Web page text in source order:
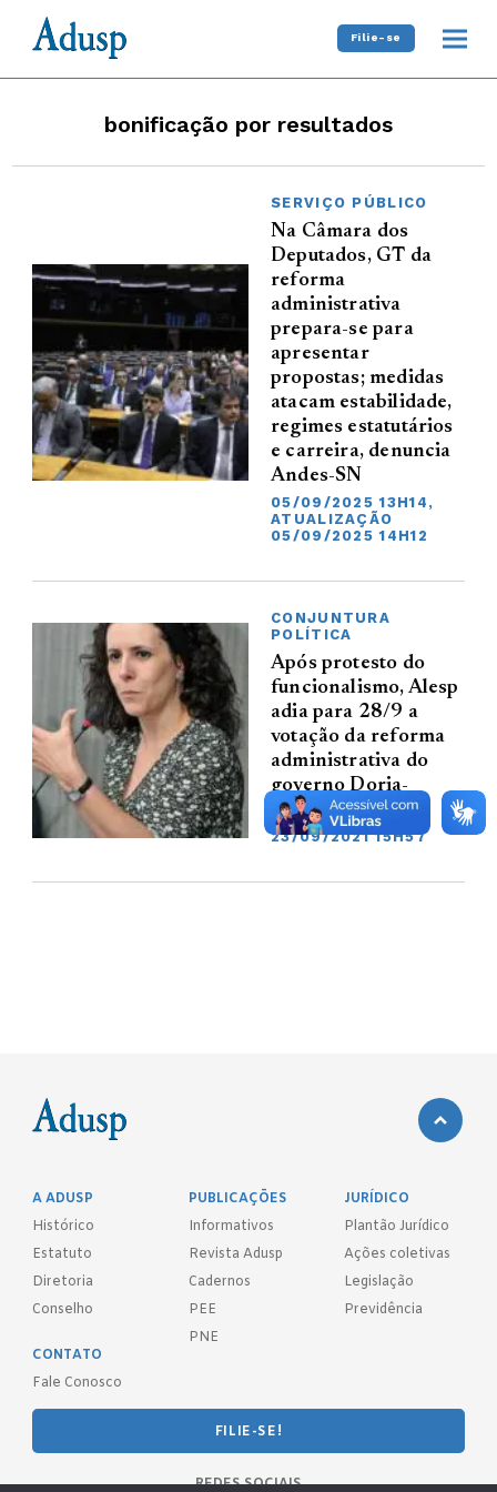
Filie-se
bonificação por resultados
SERVIÇO PÚBLICO
Na Câmara dos
Deputados, GT da
reforma
administrativa
prepara-se para
apresentar
propostas; medidas
atacam estabilidade,
regimes estatutários
e carreira, denuncia
Andes-SN
05/09/2025 13H14,
ATUALIZAÇÃO
05/09/2025 14H12
CONJUNTURA
POLÍTICA
Após protesto do
funcionalismo, Alesp
adia para 28/9 a
votação da reforma
administrativa do
governo Doria-
Garcia
23/09/2021 15H57
A ADUSP
Histórico
Estatuto
Diretoria
Conselho
PUBLICAÇÕES
Informativos
Revista Adusp
Cadernos
PEE
PNE
JURÍDICO
Plantão Jurídico
Ações coletivas
Legislação
Previdência
CONTATO
Fale Conosco
FILIE-SE!
REDES SOCIAIS